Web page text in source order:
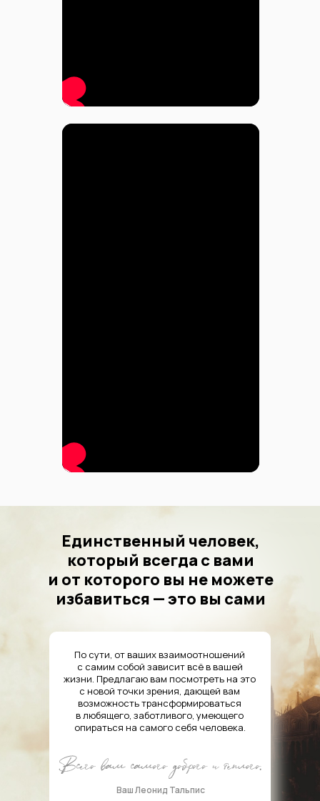
Единственный человек,
который всегда с вами
и от которого вы не можете
избавиться — это вы сами
Ваш Леонид Тальпис
По сути, от ваших взаимоотношений
с самим собой зависит всё в вашей
жизни. Предлагаю вам посмотреть на это
с новой точки зрения, дающей вам
возможность трансформироваться
в любящего, заботливого, умеющего
опираться на самого себя человека.